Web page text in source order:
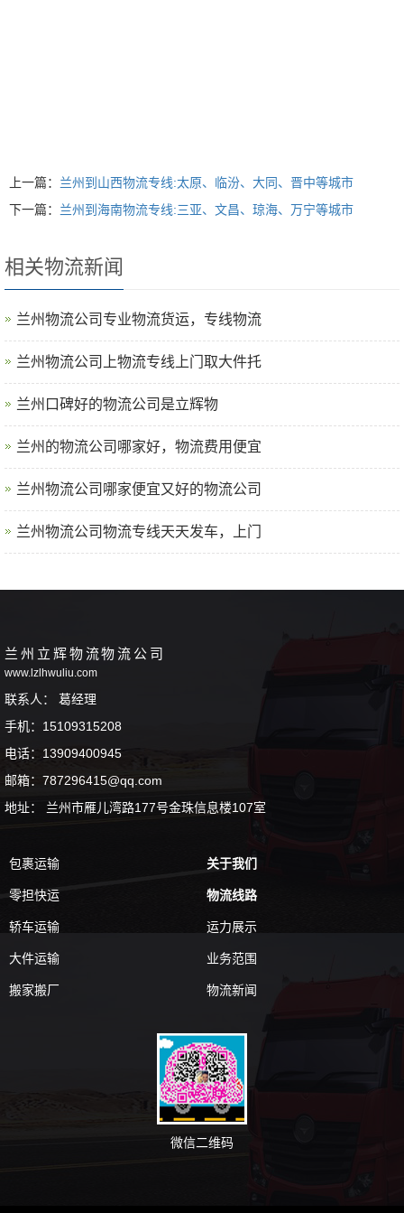
上一篇： 兰州到山西物流专线:太原、临汾、大同、晋中等城市
下一篇： 兰州到海南物流专线:三亚、文昌、琼海、万宁等城市
相关物流新闻
兰州物流公司专业物流货运，专线物流
兰州物流公司上物流专线上门取大件托
兰州口碑好的物流公司是‌立辉物
兰州的物流公司哪家好，物流费用便宜
兰州物流公司哪家便宜又好的物流公司
兰州物流公司物流专线天天发车，上门
兰州立辉物流物流公司
www.lzlhwuliu.com
联系人： 葛经理
手机：15109315208
电话：13909400945
邮箱：787296415@qq.com
地址： 兰州市雁儿湾路177号金珠信息楼107室
包裹运输
零担快运
轿车运输
大件运输
搬家搬厂
关于我们
物流线路
运力展示
业务范围
物流新闻
微信二维码